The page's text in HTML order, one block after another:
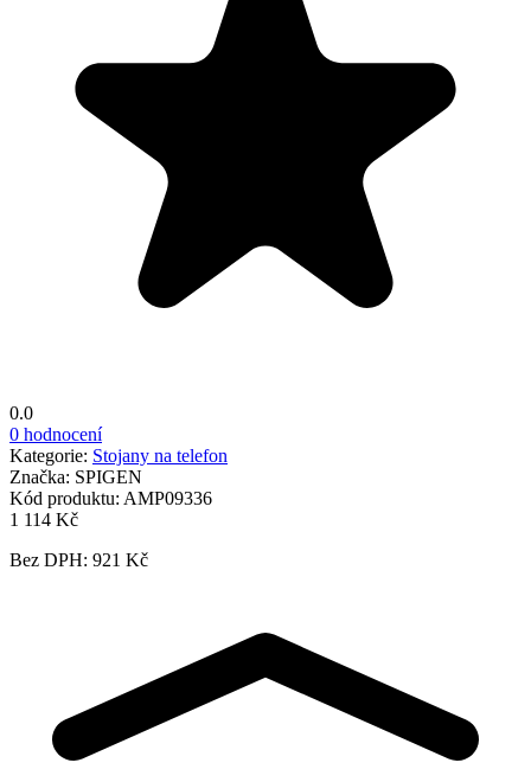
0.0
0 hodnocení
Kategorie: Stojany na telefon
Značka: SPIGEN
Kód produktu: AMP09336
1 114 Kč
Bez DPH: 921 Kč